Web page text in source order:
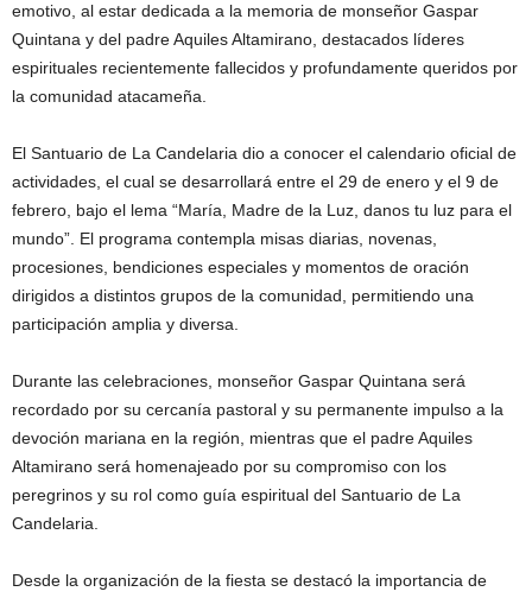
emotivo, al estar dedicada a la memoria de monseñor Gaspar
Quintana y del padre Aquiles Altamirano, destacados líderes
espirituales recientemente fallecidos y profundamente queridos por
la comunidad atacameña.
El Santuario de La Candelaria dio a conocer el calendario oficial de
actividades, el cual se desarrollará entre el 29 de enero y el 9 de
febrero, bajo el lema “María, Madre de la Luz, danos tu luz para el
mundo”. El programa contempla misas diarias, novenas,
procesiones, bendiciones especiales y momentos de oración
dirigidos a distintos grupos de la comunidad, permitiendo una
participación amplia y diversa.
Durante las celebraciones, monseñor Gaspar Quintana será
recordado por su cercanía pastoral y su permanente impulso a la
devoción mariana en la región, mientras que el padre Aquiles
Altamirano será homenajeado por su compromiso con los
peregrinos y su rol como guía espiritual del Santuario de La
Candelaria.
Desde la organización de la fiesta se destacó la importancia de